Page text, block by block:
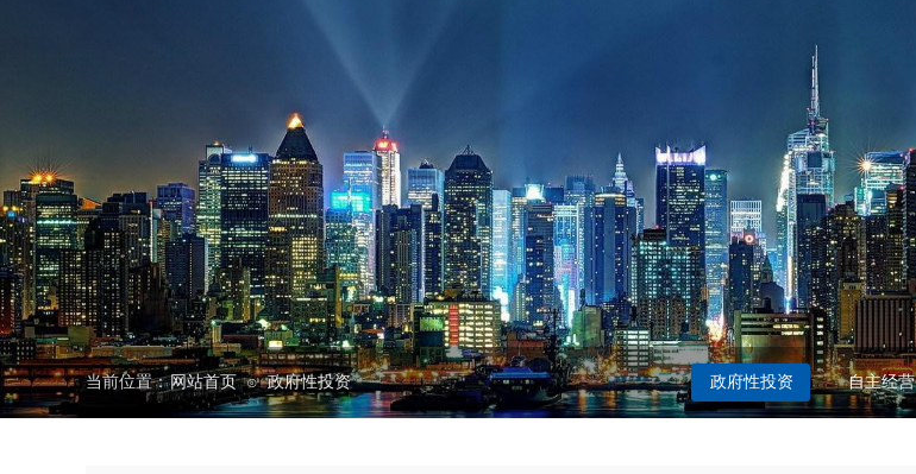
当前位置：网站首页 ⊙ 政府性投资 政府性投资 自主经营